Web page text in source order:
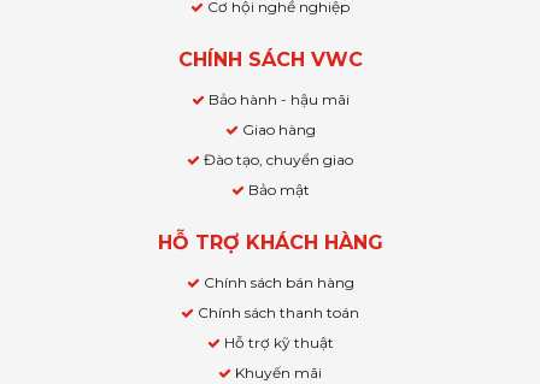
Cơ hội nghề nghiệp
CHÍNH SÁCH VWC
Bảo hành - hậu mãi
Giao hàng
Đào tạo, chuyển giao
Bảo mật
HỖ TRỢ KHÁCH HÀNG
Chính sách bán hàng
Chính sách thanh toán
Hỗ trợ kỹ thuật
Khuyến mãi